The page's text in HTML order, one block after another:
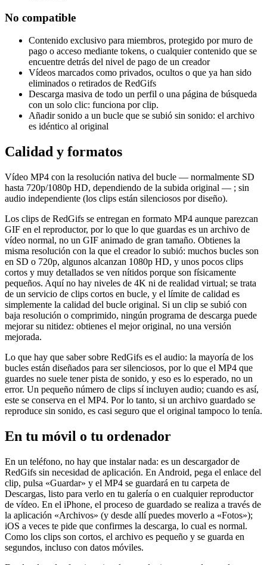
No compatible
Contenido exclusivo para miembros, protegido por muro de
pago o acceso mediante tokens, o cualquier contenido que se
encuentre detrás del nivel de pago de un creador
Vídeos marcados como privados, ocultos o que ya han sido
eliminados o retirados de RedGifs
Descarga masiva de todo un perfil o una página de búsqueda
con un solo clic: funciona por clip.
Añadir sonido a un bucle que se subió sin sonido: el archivo
es idéntico al original
Calidad y formatos
Vídeo MP4 con la resolución nativa del bucle — normalmente SD
hasta 720p/1080p HD, dependiendo de la subida original — ; sin
audio independiente (los clips están silenciosos por diseño).
Los clips de RedGifs se entregan en formato MP4 aunque parezcan
GIF en el reproductor, por lo que lo que guardas es un archivo de
vídeo normal, no un GIF animado de gran tamaño. Obtienes la
misma resolución con la que el creador lo subió: muchos bucles son
en SD o 720p, algunos alcanzan 1080p HD, y unos pocos clips
cortos y muy detallados se ven nítidos porque son físicamente
pequeños. Aquí no hay niveles de 4K ni de realidad virtual; se trata
de un servicio de clips cortos en bucle, y el límite de calidad es
simplemente la calidad del bucle original. Si un clip se subió con
baja resolución o comprimido, ningún programa de descarga puede
mejorar su nitidez: obtienes el mejor original, no una versión
mejorada.
Lo que hay que saber sobre RedGifs es el audio: la mayoría de los
bucles están diseñados para ser silenciosos, por lo que el MP4 que
guardes no suele tener pista de sonido, y eso es lo esperado, no un
error. Un pequeño número de clips sí incluyen audio; cuando es así,
este se conserva en el MP4. Por lo tanto, si un archivo guardado se
reproduce sin sonido, es casi seguro que el original tampoco lo tenía.
En tu móvil o tu ordenador
En un teléfono, no hay que instalar nada: es un descargador de
RedGifs sin necesidad de aplicación. En Android, pega el enlace del
clip, pulsa «Guardar» y el MP4 se guardará en tu carpeta de
Descargas, listo para verlo en tu galería o en cualquier reproductor
de vídeo. En el iPhone, el proceso de guardado se realiza a través de
la aplicación «Archivos» (y desde allí puedes moverlo a «Fotos»);
iOS a veces te pide que confirmes la descarga, lo cual es normal.
Como los clips son cortos, el archivo es pequeño y se guarda en
segundos, incluso con datos móviles.